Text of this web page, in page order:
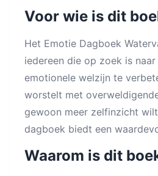
Voor wie is dit
Het Emotie Dagboek
iedereen die op zoek is
emotionele welzijn te
worstelt met
gewoon meer zelfinzicht
dagboek biedt een
Waarom is dit